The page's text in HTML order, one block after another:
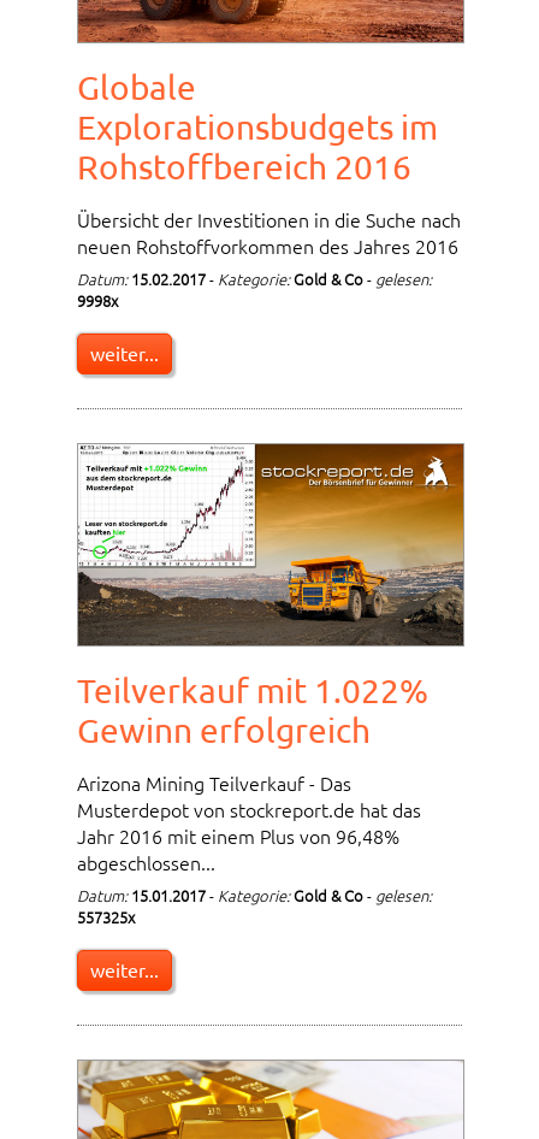
Globale
Explorationsbudgets im
Rohstoffbereich 2016
Übersicht der Investitionen in die Suche nach
neuen Rohstoffvorkommen des Jahres 2016
Datum: 15.02.2017- Kategorie:Gold & Co- gelesen:
9998x
weiter...
Teilverkauf mit 1.022%
Gewinn erfolgreich
Arizona Mining Teilverkauf - Das
Musterdepot von stockreport.de hat das
Jahr 2016 mit einem Plus von 96,48%
abgeschlossen...
Datum: 15.01.2017- Kategorie:Gold & Co- gelesen:
557325x
weiter...